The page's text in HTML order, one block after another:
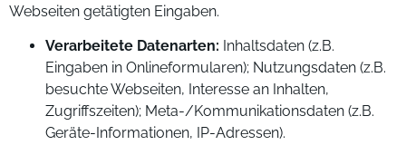
Webseiten getätigten Eingaben.
Verarbeitete Datenarten: Inhaltsdaten (z.B.
Eingaben in Onlineformularen); Nutzungsdaten (z.B.
besuchte Webseiten, Interesse an Inhalten,
Zugriffszeiten); Meta-/Kommunikationsdaten (z.B.
Geräte-Informationen, IP-Adressen).